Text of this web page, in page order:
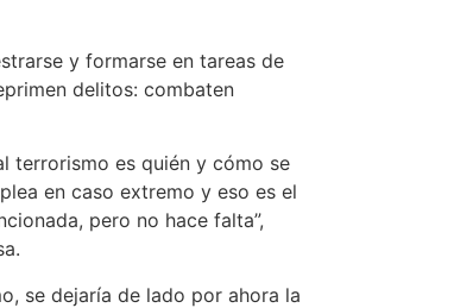
y formarse en tareas de
delitos: combaten
terrorismo es quién y cómo se
en caso extremo y eso es el
pero no hace falta”,
se dejaría de lado por ahora la